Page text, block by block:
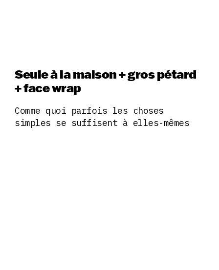
Seule à la maison + gros pétard
+ face wrap
Comme quoi parfois les choses
simples se suffisent à elles-mêmes